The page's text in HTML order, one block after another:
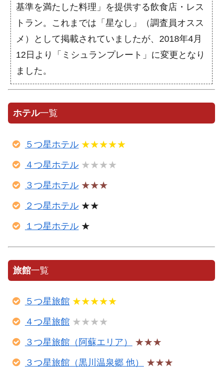
基準を満たした料理」を提供する飲食店・レス
トラン。これまでは「星なし」（調査員オスス
メ）として掲載されていましたが、2018年4月
12日より「ミシュランプレート」に変更となり
ました。
ホテル一覧
５つ星ホテル ★★★★★
４つ星ホテル ★★★★
３つ星ホテル ★★★
２つ星ホテル ★★
１つ星ホテル ★
旅館一覧
５つ星旅館 ★★★★★
４つ星旅館 ★★★★
３つ星旅館（阿蘇エリア） ★★★
３つ星旅館（黒川温泉郷 他） ★★★